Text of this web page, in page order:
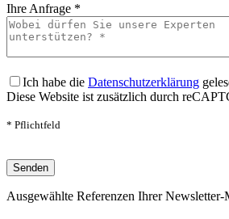
Ihre Anfrage *
Ich habe die Datenschutzerklärung
Diese Website ist zusätzlich durch
* Pflichtfeld
Ausgewählte Referenzen Ihrer